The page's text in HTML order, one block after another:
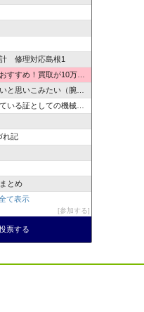
修理対応島根1
買取が10万以上違うことも！
いこみたい（腕時計編）
証としての機械式時計
れ記
とめ
て表示
参加する
票する